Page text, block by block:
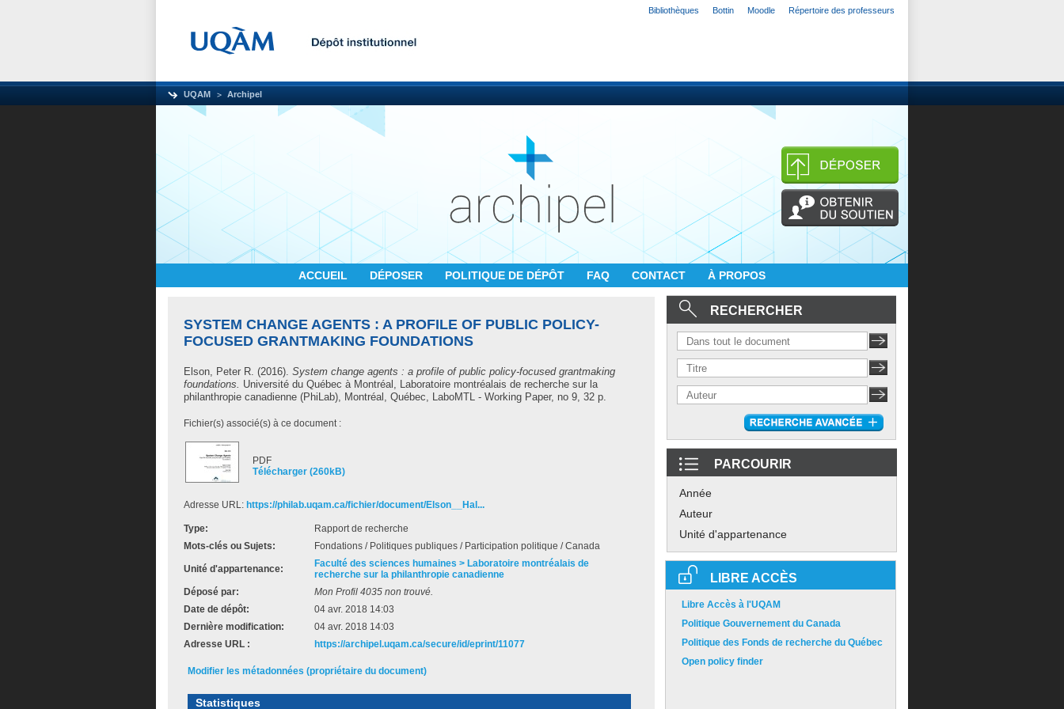
Bibliothèques Bottin Moodle Répertoire des professeurs
UQAM Archipel
ACCUEIL DÉPOSER POLITIQUE DE DÉPÔT FAQ CONTACT À PROPOS
SYSTEM CHANGE AGENTS : A PROFILE OF PUBLIC POLICY-
FOCUSED GRANTMAKING FOUNDATIONS
Elson, Peter R. (2016). System change agents : a profile of public policy-focused grantmaking
foundations. Université du Québec à Montréal, Laboratoire montréalais de recherche sur la
philanthropie canadienne (PhiLab), Montréal, Québec, LaboMTL - Working Paper, no 9, 32 p.
Fichier(s) associé(s) à ce document :
PDF
Télécharger (260kB)
Adresse URL: https://philab.uqam.ca/fichier/document/Elson__Hal...
Type:
Rapport de recherche
Mots-clés ou Sujets:
Fondations / Politiques publiques / Participation politique / Canada
Unité d'appartenance:
Faculté des sciences humaines > Laboratoire montréalais de
recherche sur la philanthropie canadienne
Déposé par:
Mon Profil 4035 non trouvé.
Date de dépôt:
04 avr. 2018 14:03
Dernière modification:
04 avr. 2018 14:03
Adresse URL :
https://archipel.uqam.ca/secure/id/eprint/11077
Modifier les métadonnées (propriétaire du document)
Statistiques
RECHERCHER
PARCOURIR
Année
Auteur
Unité d'appartenance
LIBRE ACCÈS
Libre Accès à l'UQAM
Politique Gouvernement du Canada
Politique des Fonds de recherche du Québec
Open policy finder